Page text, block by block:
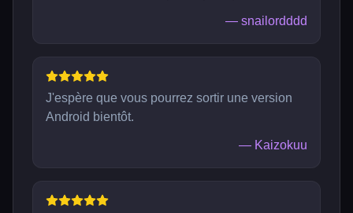
— snailordddd
J'espère que vous pourrez sortir une version
Android bientôt.
— Kaizokuu